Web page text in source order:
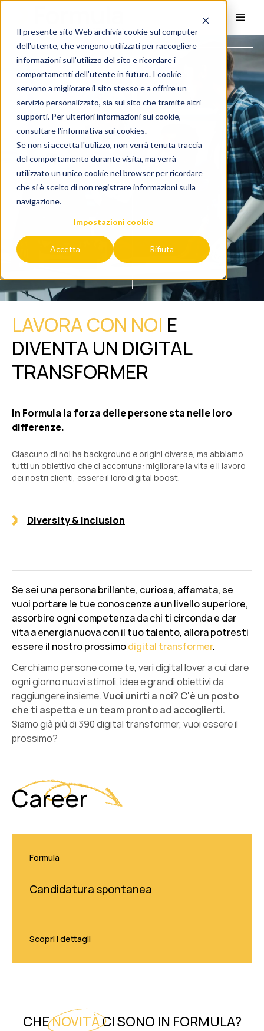
Il presente sito Web archivia cookie sul computer
dell'utente, che vengono utilizzati per raccogliere
informazioni sull'utilizzo del sito e ricordare i
comportamenti dell'utente in futuro. I cookie
servono a migliorare il sito stesso e a offrire un
servizio personalizzato, sia sul sito che tramite altri
supporti. Per ulteriori informazioni sui cookie,
consultare l'informativa sui cookies.
Se non si accetta l'utilizzo, non verrà tenuta traccia
del comportamento durante visita, ma verrà
utilizzato un unico cookie nel browser per ricordare
che si è scelto di non registrare informazioni sulla
navigazione.
Impostazioni cookie
Accetta Rifiuta
LAVORA CON NOI E
DIVENTA UN DIGITAL
TRANSFORMER
In Formula la forza delle persone sta nelle loro
differenze.
Ciascuno di noi ha background e origini diverse, ma abbiamo
tutti un obiettivo che ci accomuna: migliorare la vita e il lavoro
dei nostri clienti, essere il loro digital boost.
Diversity & Inclusion
Se sei una persona brillante, curiosa, affamata, se
vuoi portare le tue conoscenze a un livello superiore,
assorbire ogni competenza da chi ti circonda e dar
vita a energia nuova con il tuo talento, allora potresti
essere il nostro prossimodigital transformer.
Cerchiamo persone come te, veri digital lover a cui dare
ogni giorno nuovi stimoli, idee e grandi obiettivi da
raggiungere insieme.Vuoi unirti a noi? C'è un posto
che ti aspetta e un team pronto ad accoglierti.
Siamo già più di 390 digital transformer, vuoi essere il
prossimo?
Career
Formula
Candidatura spontanea
Scopri i dettagli
CHENOVITÀCI SONO IN FORMULA?